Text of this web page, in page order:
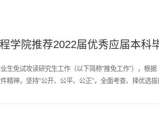
学院推荐2022届优秀应届本科
生免试攻读研究生工作（以下简称“推免工作”），
精神，坚持"公开、公平、公正"，全面考查、择优选